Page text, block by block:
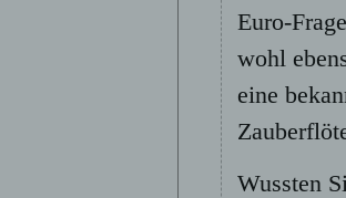
Euro-
wohl
eine
Wussten